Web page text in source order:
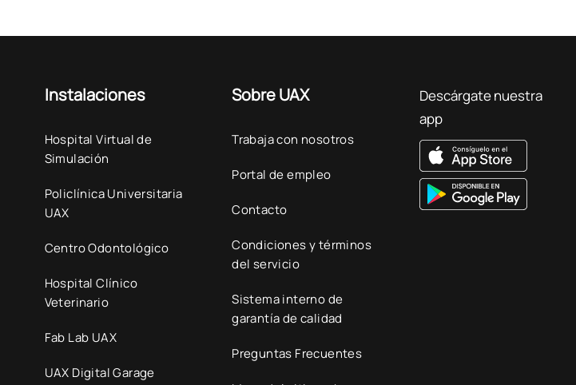
Instalaciones
Hospital Virtual de
Simulación
Policlínica Universitaria
UAX
Centro Odontológico
Hospital Clínico
Veterinario
Fab Lab UAX
UAX Digital Garage
Sobre UAX
Trabaja con nosotros
Portal de empleo
Contacto
Condiciones y términos
del servicio
Sistema interno de
garantía de calidad
Preguntas Frecuentes
Descárgate nuestra
app